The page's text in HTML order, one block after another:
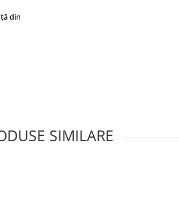
din
SIMILARE